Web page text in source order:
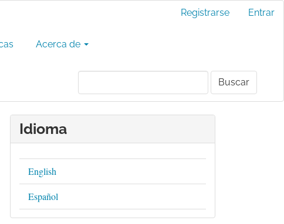
Registrarse Entrar
Acerca de
Buscar
Idioma
English
Español